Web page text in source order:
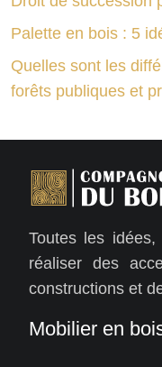
Palette en bois : 5
Quelles sont les
forêts publiques et
Toutes les
réaliser des
constructions et
Mobilier en